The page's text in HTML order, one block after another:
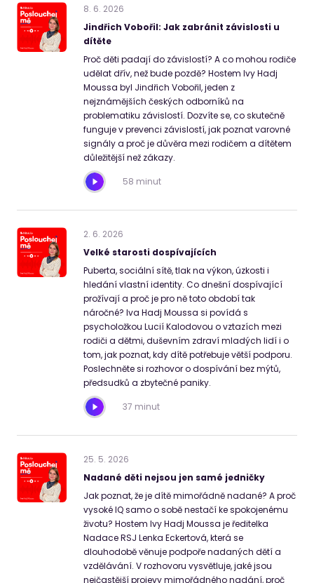
8. 6. 2026
Jindřich Vobořil: Jak zabránit závislosti u
dítěte
Proč děti padají do závislostí? A co mohou rodiče
udělat dřív, než bude pozdě? Hostem Ivy Hadj
Moussa byl Jindřich Vobořil, jeden z
nejznámějších českých odborníků na
problematiku závislostí. Dozvíte se, co skutečně
funguje v prevenci závislostí, jak poznat varovné
signály a proč je důvěra mezi rodičem a dítětem
důležitější než zákazy.
58 minut
2. 6. 2026
Velké starosti dospívajících
Puberta, sociální sítě, tlak na výkon, úzkosti i
hledání vlastní identity. Co dnešní dospívající
prožívají a proč je pro ně toto období tak
náročné? Iva Hadj Moussa si povídá s
psycholožkou Lucií Kalodovou o vztazích mezi
rodiči a dětmi, duševním zdraví mladých lidí i o
tom, jak poznat, kdy dítě potřebuje větší podporu.
Poslechněte si rozhovor o dospívání bez mýtů,
předsudků a zbytečné paniky.
37 minut
25. 5. 2026
Nadané děti nejsou jen samé jedničky
Jak poznat, že je dítě mimořádně nadané? A proč
vysoké IQ samo o sobě nestačí ke spokojenému
životu? Hostem Ivy Hadj Moussa je ředitelka
Nadace RSJ Lenka Eckertová, která se
dlouhodobě věnuje podpoře nadaných dětí a
vzdělávání. V rozhovoru vysvětluje, jaké jsou
nejčastější projevy mimořádného nadání, proč